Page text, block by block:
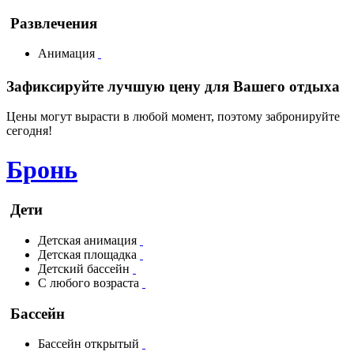
Развлечения
Анимация
Зафиксируйте лучшую цену для Вашего отдыха
Цены могут вырасти в любой момент, поэтому забронируйте
сегодня!
Бронь
Дети
Детская анимация
Детская площадка
Детский бассейн
С любого возраста
Бассейн
Бассейн открытый